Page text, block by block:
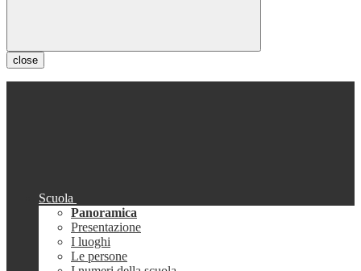
close
Scuola
Panoramica
Presentazione
I luoghi
Le persone